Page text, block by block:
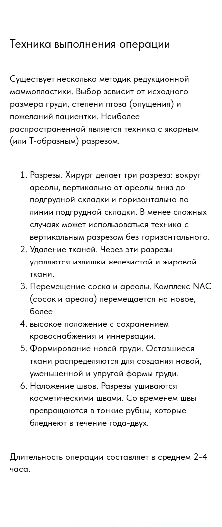
Техника выполнения операции
Существует несколько методик редукционной
маммопластики. Выбор зависит от исходного
размера груди, степени птоза (опущения) и
пожеланий пациентки. Наиболее
распространенной является техника с якорным
(или Т-образным) разрезом.
Разрезы. Хирург делает три разреза: вокруг
ареолы, вертикально от ареолы вниз до
подгрудной складки и горизонтально по
линии подгрудной складки. В менее сложных
случаях может использоваться техника с
вертикальным разрезом без горизонтального.
Удаление тканей. Через эти разрезы
удаляются излишки железистой и жировой
ткани.
Перемещение соска и ареолы. Комплекс NAC
(сосок и ареола) перемещается на новое,
более
высокое положение с сохранением
кровоснабжения и иннервации.
Формирование новой груди. Оставшиеся
ткани распределяются для создания новой,
уменьшенной и упругой формы груди.
Наложение швов. Разрезы ушиваются
косметическими швами. Со временем швы
превращаются в тонкие рубцы, которые
бледнеют в течение года-двух.
Длительность операции составляет в среднем 2-4
часа.